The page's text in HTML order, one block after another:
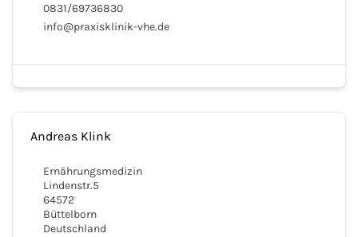
0831/69736830
info@praxisklinik-vhe.de
Andreas Klink
Ernährungsmedizin
Lindenstr.5
64572
Büttelborn
Deutschland